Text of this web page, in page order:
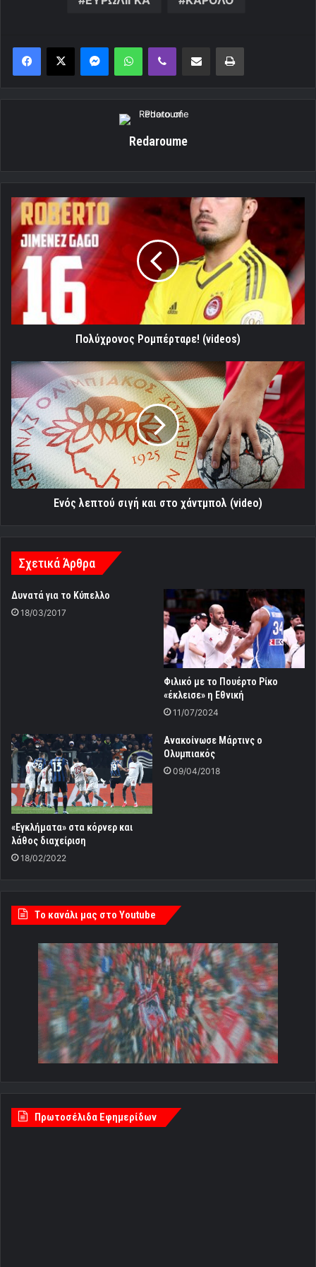
MessengerWhatsAppViber Κοινοποίηση μέσω ηλεκτρονικού ταχυδρομείουΕκτύπωση
Redaroume
Πολύχρονος
Ρομπέρταρε!
(videos)
Πολύχρονος Ρομπέρταρε! (videos)
Ενός
λεπτού
σιγή
και
στο
χάντμπολ
(video)
Ενός λεπτού σιγή και στο χάντμπολ (video)
Σχετικά Άρθρα
Δυνατά για το Κύπελλο
18/03/2017
Φιλικό με το Πουέρτο Ρίκο
«έκλεισε» η Εθνική
11/07/2024
«Εγκλήματα» στα κόρνερ και
λάθος διαχείριση
18/02/2022
Ανακοίνωσε Μάρτινς ο
Ολυμπιακός
09/04/2018
Tο κανάλι μας στο Youtube
Πρωτοσέλιδα Εφημερίδων